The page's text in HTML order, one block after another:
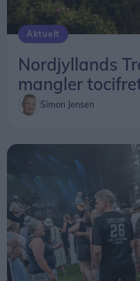
Aktuelt
Nordjyllands
mangler
Simon Jensen